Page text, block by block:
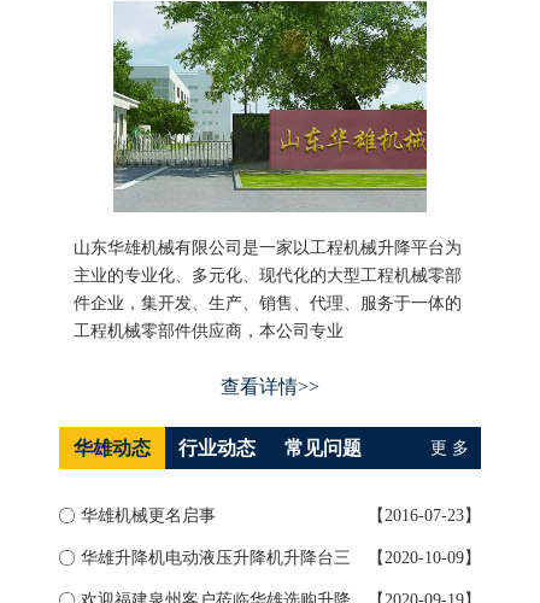
山东华雄机械有限公司是一家以工程机械升降平台为
主业的专业化、多元化、现代化的大型工程机械零部
件企业，集开发、生产、销售、代理、服务于一体的
工程机械零部件供应商，本公司专业
查看详情>>
更 多
华雄动态 行业动态 常见问题
【2016-07-23】
华雄机械更名启事
【2020-10-09】
华雄升降机电动液压升降机升降台三